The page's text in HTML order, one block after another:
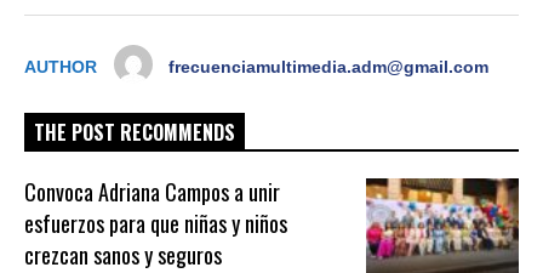
AUTHOR frecuenciamultimedia.adm@gmail.com
THE POST RECOMMENDS
Convoca Adriana Campos a unir
esfuerzos para que niñas y niños
crezcan sanos y seguros